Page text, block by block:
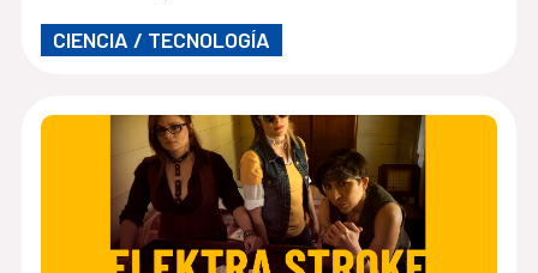
CIENCIA / TECNOLOGÍA